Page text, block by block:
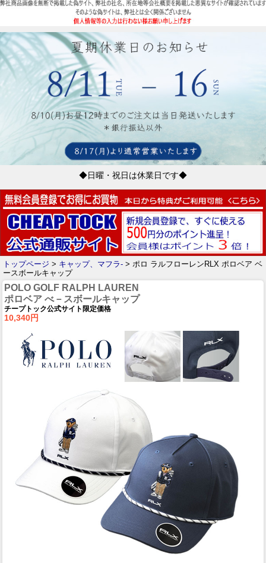
◆日曜・祝日は休業日です◆
トップページ > キャップ、マフラ- > ポロ ラルフローレンRLX ポロベア ベ
ースボールキャップ
POLO GOLF RALPH LAUREN
ポロベア べ－スボールキャップ
チープトック公式サイト限定価格
10,340円